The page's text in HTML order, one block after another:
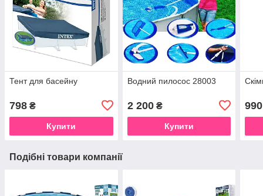
Тент для басейну
798 ₴
Купити
Водний пилосос 28003
2 200₴
Купити
990
Подібні товари компанії